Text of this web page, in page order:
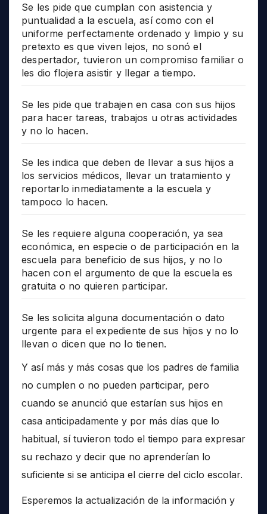
Se les pide que cumplan con asistencia y
puntualidad a la escuela, así como con el
uniforme perfectamente ordenado y limpio y su
pretexto es que viven lejos, no sonó el
despertador, tuvieron un compromiso familiar o
les dio flojera asistir y llegar a tiempo.
Se les pide que trabajen en casa con sus hijos
para hacer tareas, trabajos u otras actividades
y no lo hacen.
Se les indica que deben de llevar a sus hijos a
los servicios médicos, llevar un tratamiento y
reportarlo inmediatamente a la escuela y
tampoco lo hacen.
Se les requiere alguna cooperación, ya sea
económica, en especie o de participación en la
escuela para beneficio de sus hijos, y no lo
hacen con el argumento de que la escuela es
gratuita o no quieren participar.
Se les solicita alguna documentación o dato
urgente para el expediente de sus hijos y no lo
llevan o dicen que no lo tienen.
Y así más y más cosas que los padres de familia
no cumplen o no pueden participar, pero
cuando se anunció que estarían sus hijos en
casa anticipadamente y por más días que lo
habitual, sí tuvieron todo el tiempo para expresar
su rechazo y decir que no aprenderían lo
suficiente si se anticipa el cierre del ciclo escolar.
Esperemos la actualización de la información y